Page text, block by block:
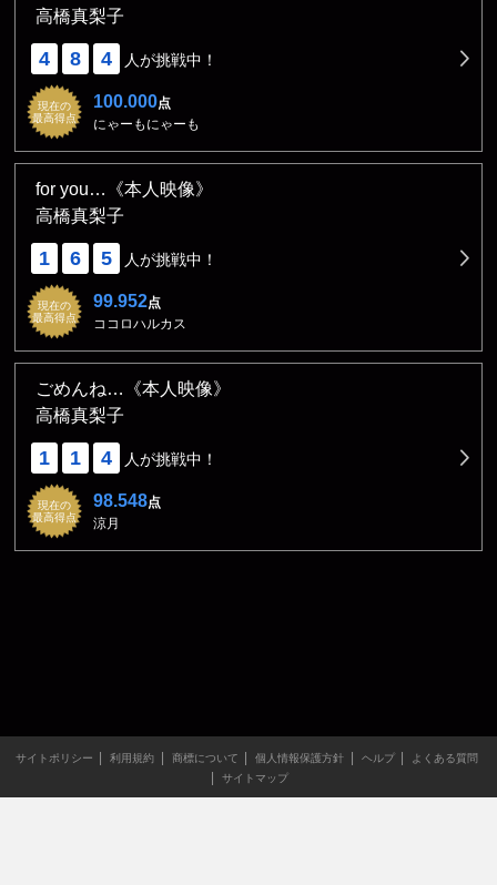
高橋真梨子
4 8 4 人が挑戦中！
現在の
最高得点
100.000点
にゃーもにゃーも
for you…《本人映像》
高橋真梨子
1 6 5 人が挑戦中！
現在の
最高得点
99.952点
ココロハルカス
ごめんね…《本人映像》
高橋真梨子
1 1 4 人が挑戦中！
現在の
最高得点
98.548点
涼月
サイトポリシー 利用規約 商標について 個人情報保護方針 ヘルプ
よくある質問
サイトマップ